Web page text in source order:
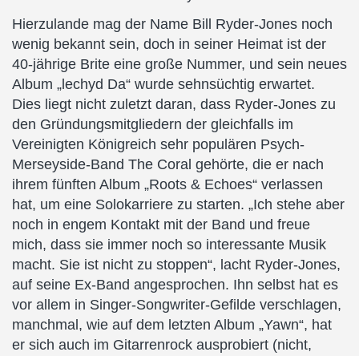
Hierzulande mag der Name Bill Ryder-Jones noch
wenig bekannt sein, doch in seiner Heimat ist der
40-jährige Brite eine große Nummer, und sein neues
Album „lechyd Da“ wurde sehnsüchtig erwartet.
Dies liegt nicht zuletzt daran, dass Ryder-Jones zu
den Gründungsmitgliedern der gleichfalls im
Vereinigten Königreich sehr populären Psych-
Merseyside-Band The Coral gehörte, die er nach
ihrem fünften Album „Roots & Echoes“ verlassen
hat, um eine Solokarriere zu starten. „Ich stehe aber
noch in engem Kontakt mit der Band und freue
mich, dass sie immer noch so interessante Musik
macht. Sie ist nicht zu stoppen“, lacht Ryder-Jones,
auf seine Ex-Band angesprochen. Ihn selbst hat es
vor allem in Singer-Songwriter-Gefilde verschlagen,
manchmal, wie auf dem letzten Album „Yawn“, hat
er sich auch im Gitarrenrock ausprobiert (nicht,